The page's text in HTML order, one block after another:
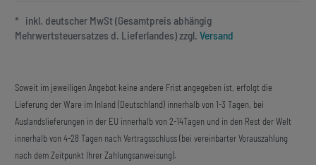
* inkl. deutscher MwSt (Gesamtpreis abhängig
Mehrwertsteuersatzes d. Lieferlandes) zzgl. Versand
Soweit im jeweiligen Angebot keine andere Frist angegeben ist, erfolgt die
Lieferung der Ware im Inland (Deutschland) innerhalb von 1-3 Tagen, bei
Auslandslieferungen in der EU innerhalb von 2-14Tagen und in den Rest der Welt
innerhalb von 4-28 Tagen nach Vertragsschluss (bei vereinbarter Vorauszahlung
nach dem Zeitpunkt Ihrer Zahlungsanweisung).